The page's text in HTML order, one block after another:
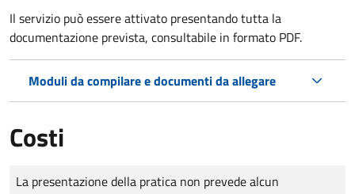
Il servizio può essere attivato presentando tutta la
documentazione prevista, consultabile in formato PDF.
Moduli da compilare e documenti da allegare
Costi
Tipo di pagamento
Importo
La presentazione della pratica non prevede alcun